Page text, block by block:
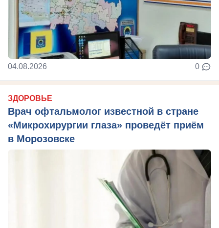
04.08.2026 0
ЗДОРОВЬЕ
Врач офтальмолог известной в стране
«Микрохирургии глаза» проведёт приём
в Морозовске